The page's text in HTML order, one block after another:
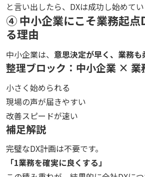
と言い出したら、DXは成功し始めてい
④ 中小企業にこそ業務起点
る理由
中小企業は、 意思決定が早く、業務も
整理ブロック：中小企業 × 業
小さく始められる
現場の声が届きやすい
改善スピードが速い
補足解説
完璧なDX計画は不要です。
「1業務を確実に良くする」